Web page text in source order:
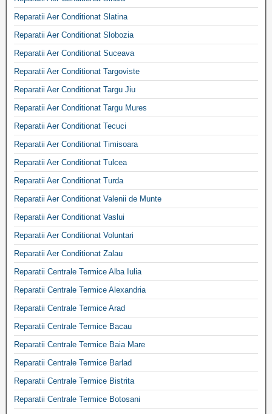
Reparatii Aer Conditionat Slatina
Reparatii Aer Conditionat Slobozia
Reparatii Aer Conditionat Suceava
Reparatii Aer Conditionat Targoviste
Reparatii Aer Conditionat Targu Jiu
Reparatii Aer Conditionat Targu Mures
Reparatii Aer Conditionat Tecuci
Reparatii Aer Conditionat Timisoara
Reparatii Aer Conditionat Tulcea
Reparatii Aer Conditionat Turda
Reparatii Aer Conditionat Valenii de Munte
Reparatii Aer Conditionat Vaslui
Reparatii Aer Conditionat Voluntari
Reparatii Aer Conditionat Zalau
Reparatii Centrale Termice Alba Iulia
Reparatii Centrale Termice Alexandria
Reparatii Centrale Termice Arad
Reparatii Centrale Termice Bacau
Reparatii Centrale Termice Baia Mare
Reparatii Centrale Termice Barlad
Reparatii Centrale Termice Bistrita
Reparatii Centrale Termice Botosani